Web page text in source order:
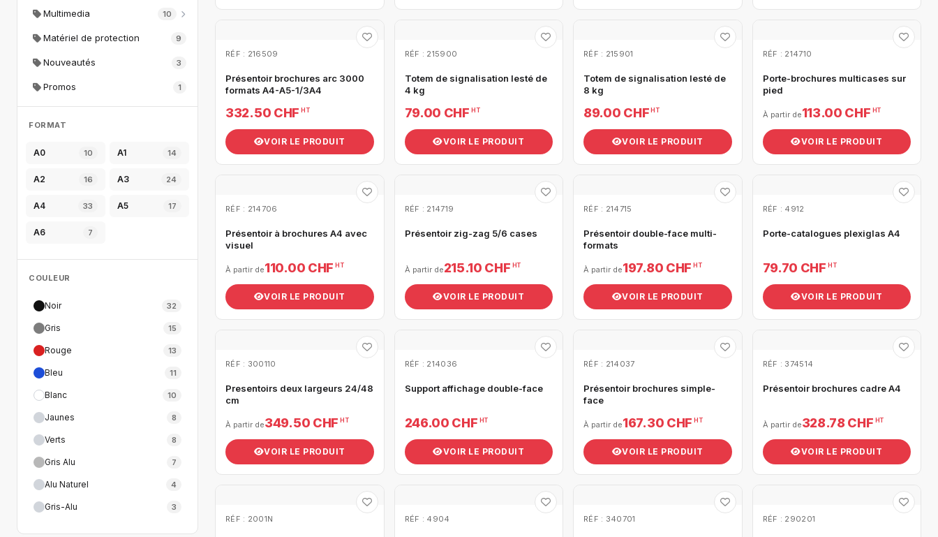
Multimedia 10
Matériel de protection 9
Nouveautés 3
Promos 1
FORMAT
A0 10 A1 14
A2 16 A3 24
A4 33 A5 17
A6 7
COULEUR
Noir 32
Gris 15
Rouge 13
Bleu 11
Blanc 10
Jaunes 8
Verts 8
Gris Alu 7
Alu Naturel 4
Gris-Alu 3
RÉF : 216509
Présentoir brochures arc 3000
formats A4-A5-1/3A4
332.50 CHF HT
VOIR LE PRODUIT
RÉF : 215900
Totem de signalisation lesté de
4 kg
79.00 CHF HT
VOIR LE PRODUIT
RÉF : 215901
Totem de signalisation lesté de
8 kg
89.00 CHF HT
VOIR LE PRODUIT
RÉF : 214710
Porte-brochures multicases sur
pied
À partir de113.00 CHF HT
VOIR LE PRODUIT
RÉF : 214706
Présentoir à brochures A4 avec
visuel
À partir de110.00 CHF HT
VOIR LE PRODUIT
RÉF : 214719
Présentoir zig-zag 5/6 cases
À partir de215.10 CHF HT
VOIR LE PRODUIT
RÉF : 214715
Présentoir double-face multi-
formats
À partir de197.80 CHF HT
VOIR LE PRODUIT
RÉF : 4912
Porte-catalogues plexiglas A4
79.70 CHF HT
VOIR LE PRODUIT
RÉF : 300110
Presentoirs deux largeurs 24/48
cm
À partir de349.50 CHF HT
VOIR LE PRODUIT
RÉF : 214036
Support affichage double-face
246.00 CHF HT
VOIR LE PRODUIT
RÉF : 214037
Présentoir brochures simple-
face
À partir de167.30 CHF HT
VOIR LE PRODUIT
RÉF : 374514
Présentoir brochures cadre A4
À partir de328.78 CHF HT
VOIR LE PRODUIT
RÉF : 2001N RÉF : 4904 RÉF : 340701 RÉF : 290201